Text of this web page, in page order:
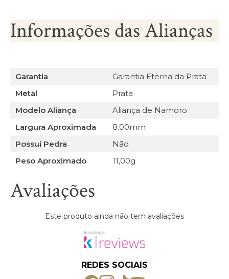
Informações das Alianças
Garantia
Garantia Eterna da Prata
Metal
Prata
Modelo Aliança
Aliança de Namoro
Largura Aproximada
8.00mm
Possui Pedra
Não
Peso Aproximado
11,00g
Avaliações
Este produto ainda não tem avaliações
REDES SOCIAIS